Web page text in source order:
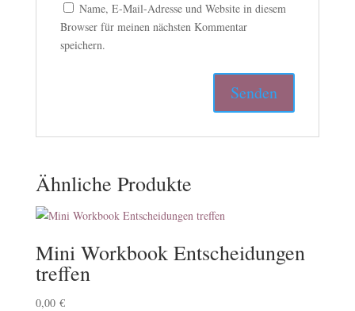
Name, E-Mail-Adresse und Website in diesem
Browser für meinen nächsten Kommentar
speichern.
Ähnliche Produkte
Mini Workbook Entscheidungen
treffen
0,00 €